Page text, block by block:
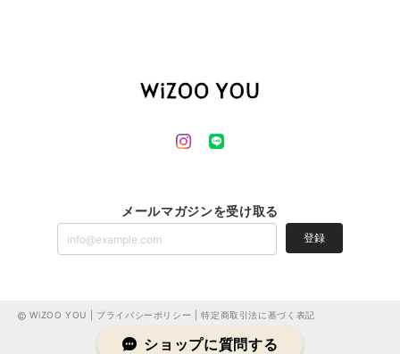
メールマガジンを受け取る
登録
WiZOO YOU | プライバシーポリシー |特定商取引法に基づく表記
ショップに質問する